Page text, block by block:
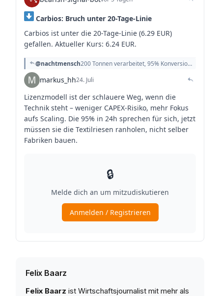
Felix Baarz
Felix Baarz ist Wirtschaftsjournalist mit mehr als